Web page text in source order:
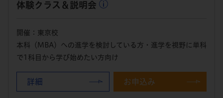
体験クラス＆説明会
開催：東京校
本科（MBA）への進学を検討している方・進学を視野に単科
で1科目から学び始めたい方向け
詳細 お申込み